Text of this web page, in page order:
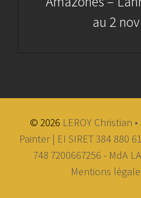
au 2
© 2026 LEROY Christian
Painter | EI SIRET 384 880
748 7200667256 - MdA
Mentions